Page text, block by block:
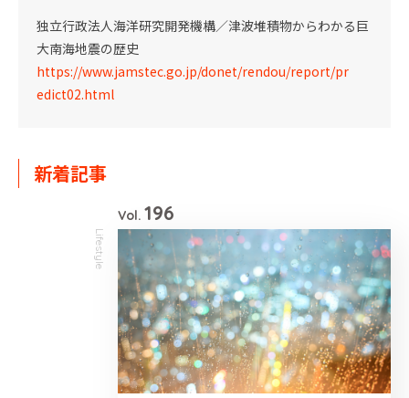
独立行政法人海洋研究開発機構／津波堆積物からわかる巨
大南海地震の歴史
https://www.jamstec.go.jp/donet/rendou/report/pr
edict02.html
新着記事
Lifestyle
Vol. 196